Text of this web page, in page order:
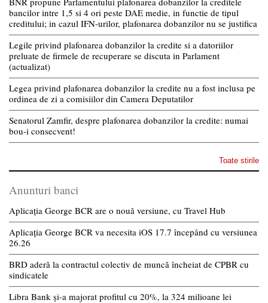
bancilor intre 1,5 si 4 ori peste DAE medie, in functie de tipul
creditului; in cazul IFN-urilor, plafonarea dobanzilor nu se justifica
Legile privind plafonarea dobanzilor la credite si a datoriilor
preluate de firmele de recuperare se discuta in Parlament
(actualizat)
Legea privind plafonarea dobanzilor la credite nu a fost inclusa pe
ordinea de zi a comisiilor din Camera Deputatilor
Senatorul Zamfir, despre plafonarea dobanzilor la credite: numai
bou-i consecvent!
Toate stirile
Anunturi banci
Aplicația George BCR are o nouă versiune, cu Travel Hub
Aplicația George BCR va necesita iOS 17.7 începând cu versiunea
26.26
BRD aderă la contractul colectiv de muncă încheiat de CPBR cu
sindicatele
Libra Bank și-a majorat profitul cu 20%, la 324 milioane lei